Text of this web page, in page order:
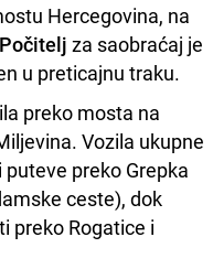
Hercegovina, na
za saobraćaj je
u preticajnu traku.
preko mosta na
Vozila ukupne
preko Grepka
ceste), dok
preko Rogatice i